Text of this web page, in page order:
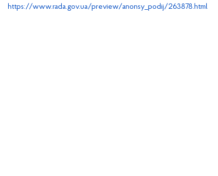
https://www.rada.gov.ua/preview/anonsy_podij/263878.html